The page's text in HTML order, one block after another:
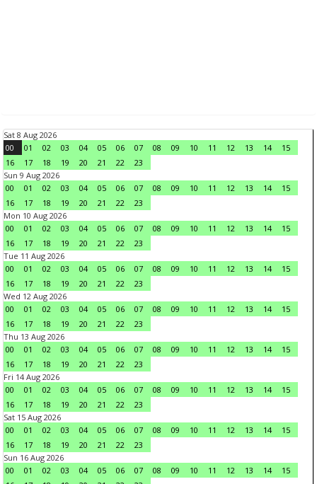
Sat 8 Aug 2026
00
01 02 03 04 05 06 07 08 09 10 11 12 13 14
15
16
17 18 19 20 21 22
23
Sun 9 Aug 2026
00
01 02 03 04 05 06 07 08 09 10 11 12 13 14
15
16
17 18 19 20 21 22
23
Mon 10 Aug 2026
00
01 02 03 04 05 06 07 08 09 10 11 12 13 14
15
16
17 18 19 20 21 22
23
Tue 11 Aug 2026
00
01 02 03 04 05 06 07 08 09 10 11 12 13 14
15
16
17 18 19 20 21 22
23
Wed 12 Aug 2026
00
01 02 03 04 05 06 07 08 09 10 11 12 13 14
15
16
17 18 19 20 21 22
23
Thu 13 Aug 2026
00
01 02 03 04 05 06 07 08 09 10 11 12 13 14
15
16
17 18 19 20 21 22
23
Fri 14 Aug 2026
00
01 02 03 04 05 06 07 08 09 10 11 12 13 14
15
16
17 18 19 20 21 22
23
Sat 15 Aug 2026
00
01 02 03 04 05 06 07 08 09 10 11 12 13 14
15
16
17 18 19 20 21 22
23
Sun 16 Aug 2026
00
01 02 03 04 05 06 07 08 09 10 11 12 13 14
15